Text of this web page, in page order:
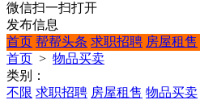
微信扫一扫打开
发布信息
首页 帮帮头条 求职招聘 房屋租售
首页 > 物品买卖
类别：
不限 求职招聘 房屋租售 物品买卖